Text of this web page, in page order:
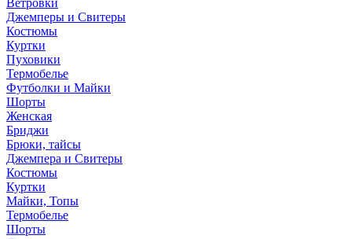
Ветровки
Джемперы и Свитеры
Костюмы
Куртки
Пуховики
Термобелье
Футболки и Майки
Шорты
Женская
Бриджи
Брюки, тайсы
Джемпера и Свитеры
Костюмы
Куртки
Майки, Топы
Термобелье
Шорты